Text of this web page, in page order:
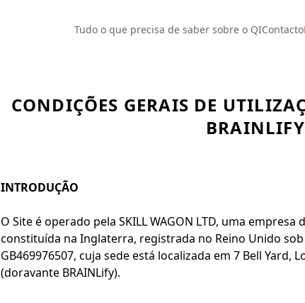
Tudo o que precisa de saber sobre o QIContacto
CONDIÇÕES GERAIS DE
BRAINLIFY
INTRODUÇÃO
O Site é operado pela SKILL WAGON LTD, uma
constituída na Inglaterra, registrada no Reino Unido
GB469976507, cuja sede está localizada em 7 Bell Yard,
(doravante BRAINLify).